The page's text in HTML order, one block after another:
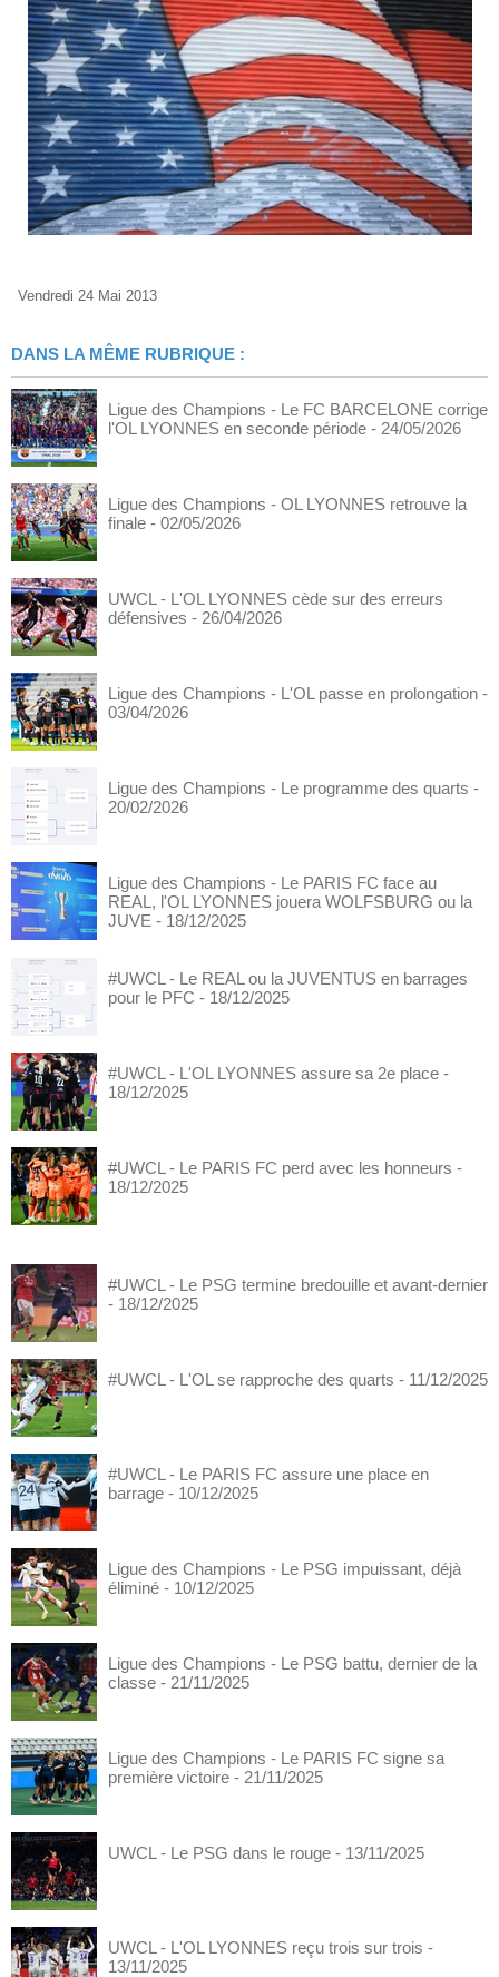
Vendredi 24 Mai 2013
DANS LA MÊME RUBRIQUE :
Ligue des Champions - Le FC BARCELONE corrige
l'OL LYONNES en seconde période - 24/05/2026
Ligue des Champions - OL LYONNES retrouve la
finale - 02/05/2026
UWCL - L'OL LYONNES cède sur des erreurs
défensives - 26/04/2026
Ligue des Champions - L'OL passe en prolongation -
03/04/2026
Ligue des Champions - Le programme des quarts -
20/02/2026
Ligue des Champions - Le PARIS FC face au
REAL, l'OL LYONNES jouera WOLFSBURG ou la
JUVE - 18/12/2025
#UWCL - Le REAL ou la JUVENTUS en barrages
pour le PFC - 18/12/2025
#UWCL - L'OL LYONNES assure sa 2e place -
18/12/2025
#UWCL - Le PARIS FC perd avec les honneurs -
18/12/2025
#UWCL - Le PSG termine bredouille et avant-dernier
- 18/12/2025
#UWCL - L'OL se rapproche des quarts - 11/12/2025
#UWCL - Le PARIS FC assure une place en
barrage - 10/12/2025
Ligue des Champions - Le PSG impuissant, déjà
éliminé - 10/12/2025
Ligue des Champions - Le PSG battu, dernier de la
classe - 21/11/2025
Ligue des Champions - Le PARIS FC signe sa
première victoire - 21/11/2025
UWCL - Le PSG dans le rouge - 13/11/2025
UWCL - L'OL LYONNES reçu trois sur trois -
13/11/2025